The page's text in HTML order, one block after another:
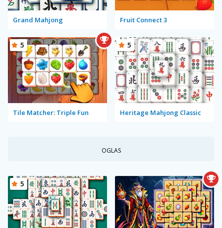
Grand Mahjong Fruit Connect 3
Tile Matcher: Triple Fun
5
Heritage Mahjong Classic
5
OGLAS
5